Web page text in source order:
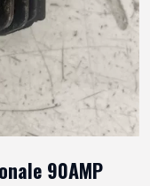
90AMP